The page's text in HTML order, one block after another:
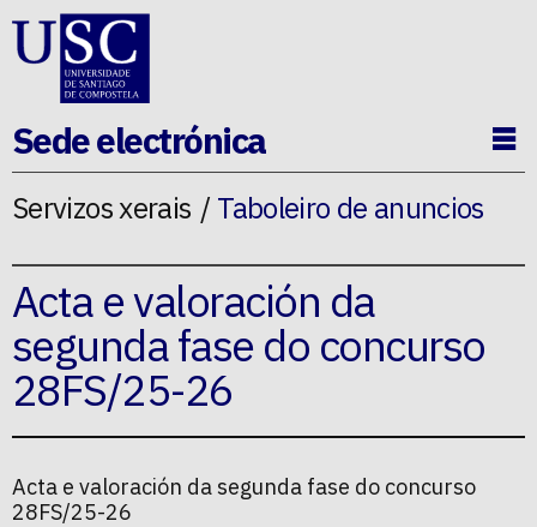
Ir ao contido da p�xina
Sede electrónica
Servizos xerais Taboleiro de anuncios
Acta e valoración da
segunda fase do concurso
28FS/25-26
Acta e valoración da segunda fase do concurso
28FS/25-26